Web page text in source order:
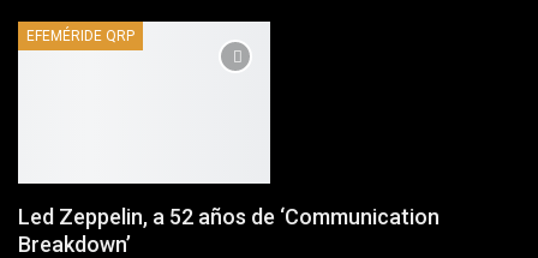
EFEMÉRIDE QRP
Led Zeppelin, a 52 años de ‘Communication
Breakdown’